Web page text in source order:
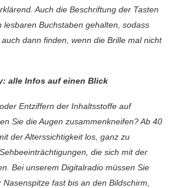
Auch die Beschriftung der Tasten
lesbaren Buchstaben gehalten, sodass
dann finden, wenn die Brille mal nicht
alle Infos auf einen Blick
Entziffern der Inhaltsstoffe auf
Sie die Augen zusammenkneifen? Ab 40
der Alterssichtigkeit los, ganz zu
die sich mit der
Bei unserem Digitalradio müssen Sie
fast bis an den Bildschirm,